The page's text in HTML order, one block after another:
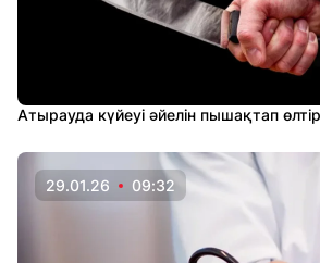
Атырауда күйеуі әйелін пышақтап
29.01.26 09:32